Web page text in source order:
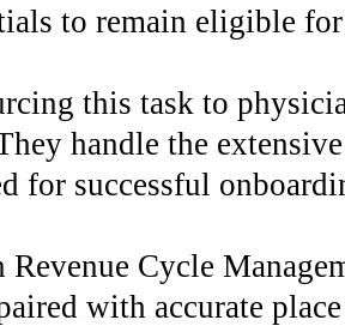
to remain eligible
this task to
handle the
for successful
Revenue Cycle
with accurate